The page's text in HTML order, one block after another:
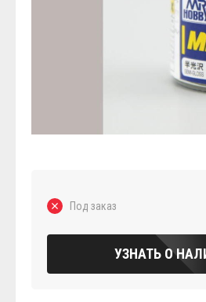
Под заказ
УЗНАТЬ О